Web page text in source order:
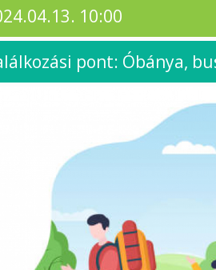
10:00
pont: Óbánya,